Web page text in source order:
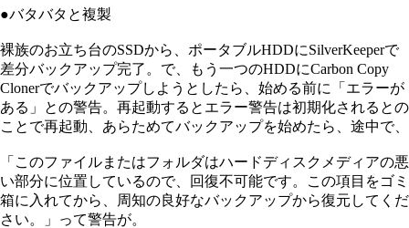
●バタバタと複製
裸族のお立ち台のSSDから、ポータブルHDDにSilverKeeperで
差分バックアップ完了。で、もう一つのHDDにCarbon Copy
Clonerでバックアップしようとしたら、始める前に「エラーが
ある」との警告。再起動するとエラー警告は初期化されるとの
ことで再起動、あらためてバックアップを始めたら、途中で、
「このファイルまたはフォルダはハードディスクメディアの悪
い部分に位置しているので、回復不可能です。この項目をゴミ
箱に入れてから、周知の良好なバックアップから復元してくだ
さい。」って警告が。